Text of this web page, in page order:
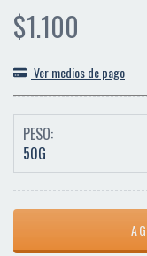
$1.100
Ver medios de pago
PESO:
50G